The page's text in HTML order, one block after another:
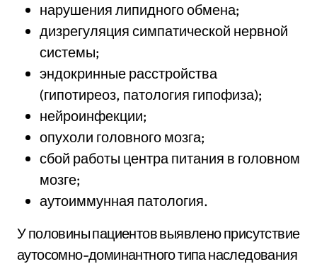
нарушения липидного обмена;
дизрегуляция симпатической нервной
системы;
эндокринные расстройства
(гипотиреоз, патология гипофиза);
нейроинфекции;
опухоли головного мозга;
сбой работы центра питания в головном
мозге;
аутоиммунная патология.
У половины пациентов выявлено присутствие
аутосомно-доминантного типа наследования